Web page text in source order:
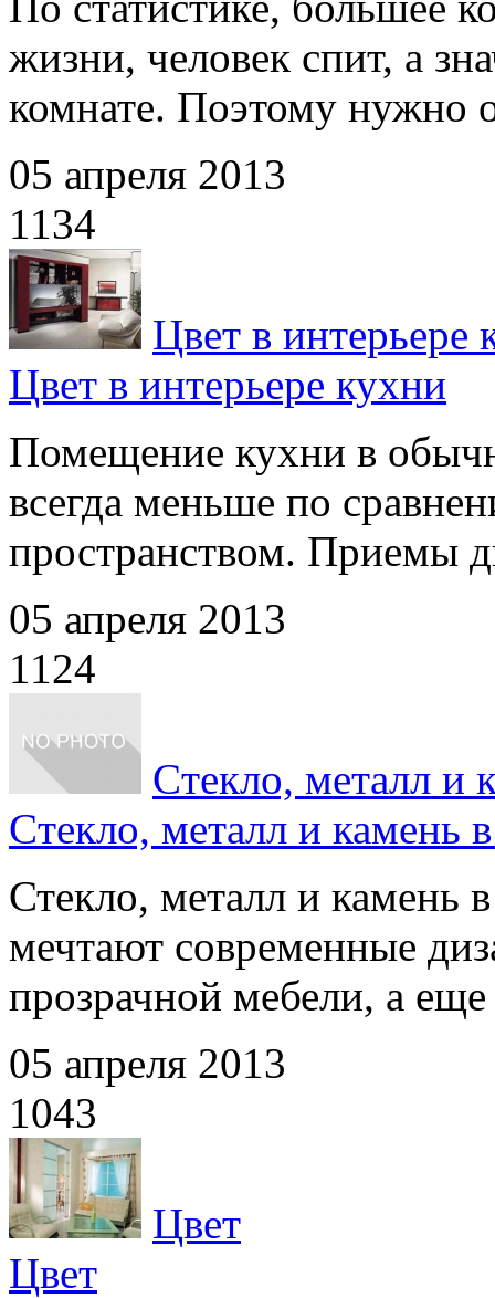
жизни, человек спит, а
комнате. Поэтому нужно
05 апреля 2013
1134
Цвет в интерьере
Цвет в интерьере кухни
Помещение кухни в
всегда меньше по
пространством. Приемы
05 апреля 2013
1124
Cтекло, металл и
Cтекло, металл и камень
Стекло, металл и камень
мечтают современные
прозрачной мебели, а
05 апреля 2013
1043
Цвет
Цвет